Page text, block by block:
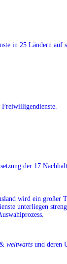
in 25 Ländern auf
der 17
wird ein großer
unterliegen
weltwärts und deren